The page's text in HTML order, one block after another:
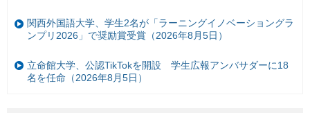
関西外国語大学、学生2名が「ラーニングイノベーショングラ
ンプリ2026」で奨励賞受賞（2026年8月5日）
立命館大学、公認TikTokを開設 学生広報アンバサダーに18
名を任命（2026年8月5日）